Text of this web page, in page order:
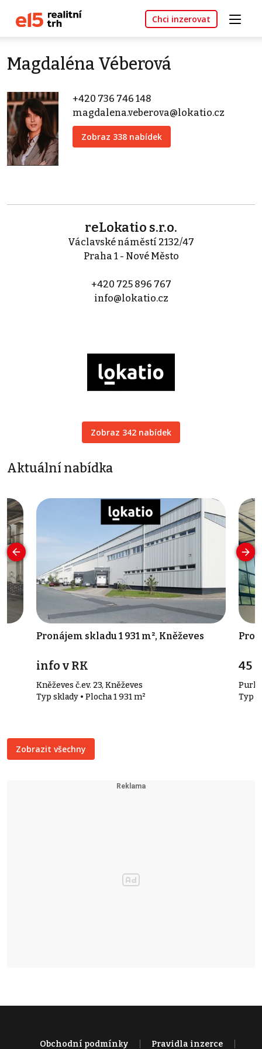
Chci inzerovat
Magdaléna Véberová
+420 736 746 148
magdalena.veberova@lokatio.cz
Zobraz 338 nabídek
reLokatio s.r.o.
Václavské náměstí 2132/47
Praha 1 - Nové Město
+420 725 896 767
info@lokatio.cz
Zobraz 342 nabídek
Aktuální nabídka
Pronájem skladu 1 931 m², Kněževes
info v RK
Kněževes č.ev. 23, Kněževes
Typ sklady • Plocha 1 931 m²
45
Typ
Zobrazit všechny
Obchodní podmínky Pravidla inzerce